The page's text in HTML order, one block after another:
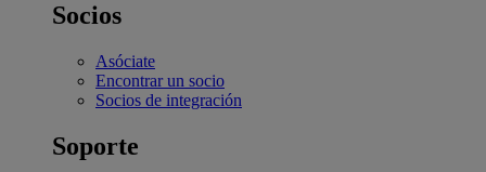
Socios
Asóciate
Encontrar un socio
Socios de integración
Soporte